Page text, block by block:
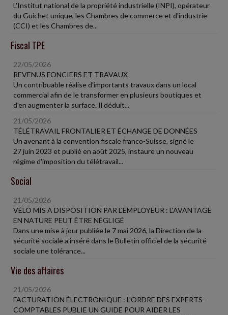
L'Institut national de la propriété industrielle (INPI), opérateur
du Guichet unique, les Chambres de commerce et d'industrie
(CCI) et les Chambres de...
Fiscal TPE
22/05/2026
REVENUS FONCIERS ET TRAVAUX
Un contribuable réalise d'importants travaux dans un local
commercial afin de le transformer en plusieurs boutiques et
d'en augmenter la surface. Il déduit...
21/05/2026
TÉLÉTRAVAIL FRONTALIER ET ÉCHANGE DE DONNÉES
Un avenant à la convention fiscale franco-Suisse, signé le
27 juin 2023 et publié en août 2025, instaure un nouveau
régime d'imposition du télétravail...
Social
21/05/2026
VÉLO MIS A DISPOSITION PAR L'EMPLOYEUR : L'AVANTAGE
EN NATURE PEUT ÊTRE NÉGLIGÉ
Dans une mise à jour publiée le 7 mai 2026, la Direction de la
sécurité sociale a inséré dans le Bulletin officiel de la sécurité
sociale une tolérance...
Vie des affaires
21/05/2026
FACTURATION ÉLECTRONIQUE : L'ORDRE DES EXPERTS-
COMPTABLES PUBLIE UN GUIDE POUR AIDER LES